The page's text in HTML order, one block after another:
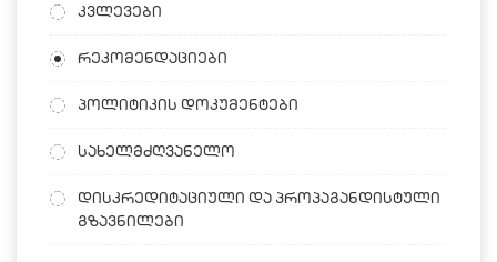
კვლევები
რეკომენდაციები
პოლიტიკის დოკუმენტები
სახელმძღვანელო
დისკრედიტაციული და პროპაგანდისტული
გზავნილები